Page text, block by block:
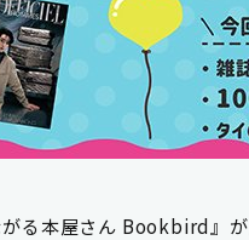
がる本屋さん Bookbird 』 が